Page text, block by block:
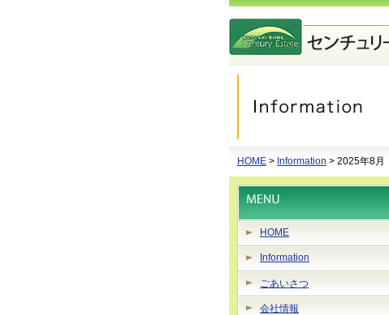
HOME > Information > 2025年8月
HOME
Information
ごあいさつ
会社情報